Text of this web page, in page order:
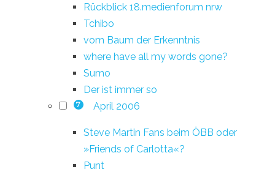
Rückblick 18.medienforum nrw
Tchibo
vom Baum der Erkenntnis
where have all my words gone?
Sumo
Der ist immer so
7 April 2006
Steve Martin Fans beim ÖBB oder
»Friends of Carlotta«?
Punt